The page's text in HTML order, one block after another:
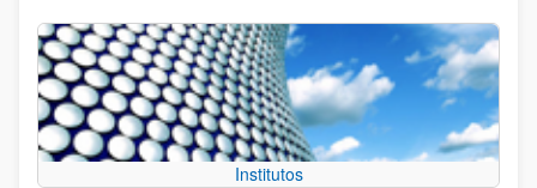
Institutos